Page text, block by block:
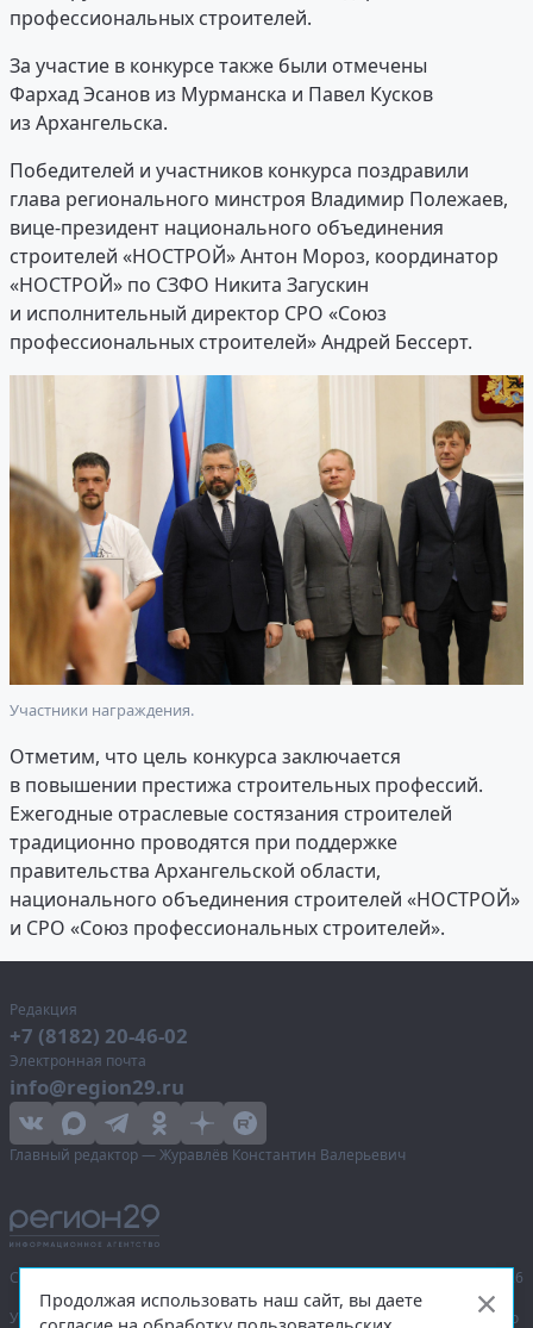
профессиональных строителей.
За участие в конкурсе также были отмечены
Фархад Эсанов из Мурманска и Павел Кусков
из Архангельска.
Победителей и участников конкурса поздравили
глава регионального минстроя Владимир Полежаев,
вице-президент национального объединения
строителей «НОСТРОЙ» Антон Мороз, координатор
«НОСТРОЙ» по СЗФО Никита Загускин
и исполнительный директор СРО «Союз
профессиональных строителей» Андрей Бессерт.
Участники награждения.
Отметим, что цель конкурса заключается
в повышении престижа строительных профессий.
Ежегодные отраслевые состязания строителей
традиционно проводятся при поддержке
правительства Архангельской области,
национального объединения строителей «НОСТРОЙ»
и СРО «Союз профессиональных строителей».
Редакция
+7 (8182) 20-46-02
Электронная почта
info@region29.ru
Главный редактор — Журавлёв Константин Валерьевич
Сетевое издание «Информационное агентство Регион 29»,
© 2016–2026
Учредитель — общество с ограниченной ответственностью «Агентство
Продолжая использовать наш сайт, вы даете